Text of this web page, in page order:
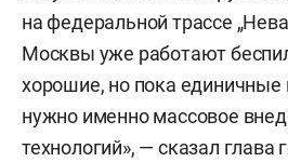
на федеральной трассе
Москвы уже работают
хорошие, но пока
нужно именно массовое
технологий», — сказал глава